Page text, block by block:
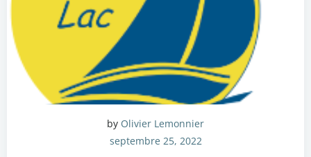
by Olivier Lemonnier
septembre 25, 2022